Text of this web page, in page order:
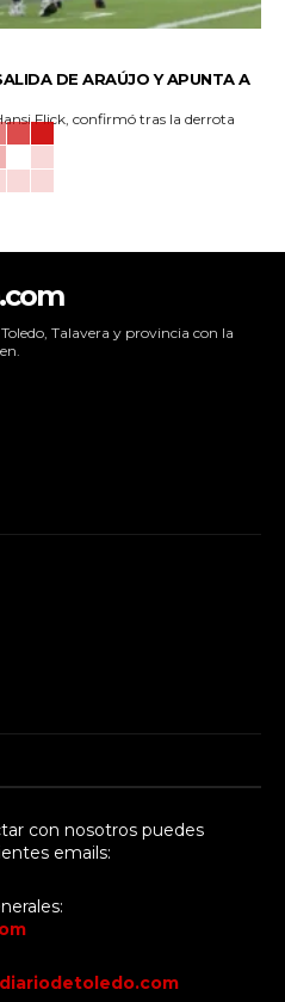
DE ARAÚJO Y APUNTA A
Flick, confirmó tras la derrota
Talavera y provincia con la
con nosotros puedes
emails: